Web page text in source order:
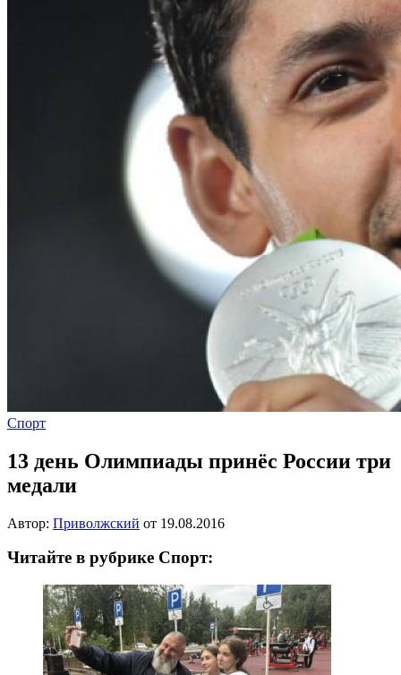
Спорт
13 день Олимпиады принёс России три
медали
Автор: Приволжский от 19.08.2016
Читайте в рубрике Спорт: